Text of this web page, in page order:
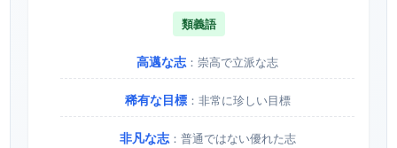
類義語
高邁な志：崇高で立派な志
稀有な目標：非常に珍しい目標
非凡な志：普通ではない優れた志